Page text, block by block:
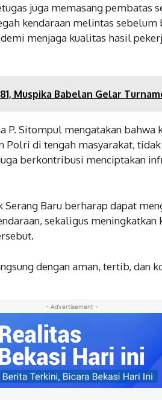
juga memasang pembatas
kendaraan melintas
menjaga kualitas hasil
Muspika Babelan Gelar
P. Sitompul mengatakan
Polri di tengah masyarakat,
berkontribusi menciptakan
Baru berharap dapat
sekaligus meningkatkan
dengan aman, tertib, dan
- Advertisement -